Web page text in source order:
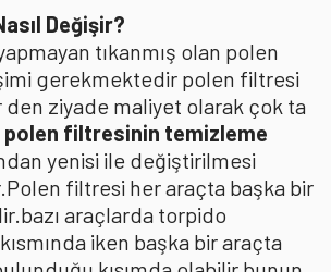
Değişir?
tıkanmış olan polen
gerekmektedir polen filtresi
den ziyade maliyet olarak çok ta
polen filtresinin temizleme
yenisi ile değiştirilmesi
filtresi her araçta başka bir
araçlarda torpido
iken başka bir araçta